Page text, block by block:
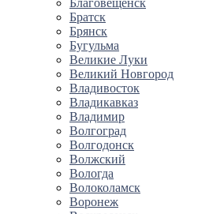
Благовещенск
Братск
Брянск
Бугульма
Великие Луки
Великий Новгород
Владивосток
Владикавказ
Владимир
Волгоград
Волгодонск
Волжский
Вологда
Волоколамск
Воронеж